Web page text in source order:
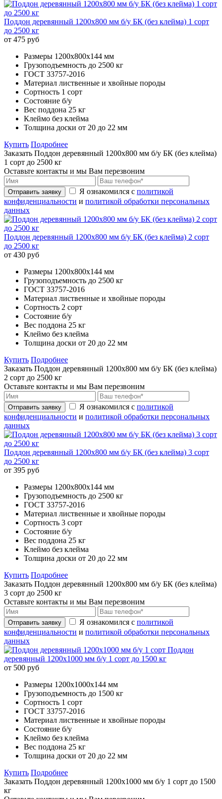
Поддон деревянный 1200х800 мм б/у БК (без клейма) 1 сорт
до 2500 кг
от 475 руб
Размеры 1200х800x144 мм
Грузоподъемность до 2500 кг
ГОСТ 33757-2016
Материал лиственные и хвойные породы
Сортность 1 сорт
Состояние б/у
Вес поддона 25 кг
Клеймо без клейма
Толщина доски от 20 до 22 мм
Купить Подробнее
Заказать Поддон деревянный 1200х800 мм б/у БК (без клейма)
1 сорт до 2500 кг
Оставьте контакты и мы Вам перезвоним
Отправить заявку Я ознакомился с политикой
конфиденциальности и политикой обработки персональных
данных
Поддон деревянный 1200х800 мм б/у БК (без клейма) 2 сорт
до 2500 кг
от 430 руб
Размеры 1200х800x144 мм
Грузоподъемность до 2500 кг
ГОСТ 33757-2016
Материал лиственные и хвойные породы
Сортность 2 сорт
Состояние б/у
Вес поддона 25 кг
Клеймо без клейма
Толщина доски от 20 до 22 мм
Купить Подробнее
Заказать Поддон деревянный 1200х800 мм б/у БК (без клейма)
2 сорт до 2500 кг
Оставьте контакты и мы Вам перезвоним
Отправить заявку Я ознакомился с политикой
конфиденциальности и политикой обработки персональных
данных
Поддон деревянный 1200х800 мм б/у БК (без клейма) 3 сорт
до 2500 кг
от 395 руб
Размеры 1200х800x144 мм
Грузоподъемность до 2500 кг
ГОСТ 33757-2016
Материал лиственные и хвойные породы
Сортность 3 сорт
Состояние б/у
Вес поддона 25 кг
Клеймо без клейма
Толщина доски от 20 до 22 мм
Купить Подробнее
Заказать Поддон деревянный 1200х800 мм б/у БК (без клейма)
3 сорт до 2500 кг
Оставьте контакты и мы Вам перезвоним
Отправить заявку Я ознакомился с политикой
конфиденциальности и политикой обработки персональных
данных
Поддон
деревянный 1200х1000 мм б/у 1 сорт до 1500 кг
от 500 руб
Размеры 1200х1000x144 мм
Грузоподъемность до 1500 кг
Сортность 1 сорт
ГОСТ 33757-2016
Материал лиственные и хвойные породы
Состояние б/у
Клеймо без клейма
Вес поддона 25 кг
Толщина доски от 20 до 22 мм
Купить Подробнее
Заказать Поддон деревянный 1200х1000 мм б/у 1 сорт до 1500
кг